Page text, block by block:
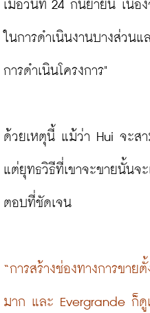
เมื่อวันที่ 24 กันยายน เนื่อง
ในการดำเนินงานบางส่วนแ
การดำเนินโครงการ"
ด้วยเหตุนี้ แม้ว่า Hui จะส
แต่ยุทธวิธีที่เขาจะขายนั้นจ
ตอบที่ชัดเจน
“การสร้างช่องทางการขา
มาก และ Evergrande ก็ดู